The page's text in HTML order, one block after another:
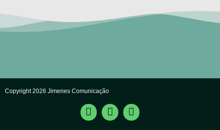
Copyright 2026 Jimenes Comunicação